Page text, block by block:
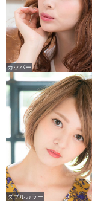
カッパー
ダブルカラー